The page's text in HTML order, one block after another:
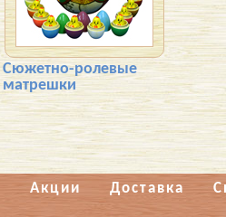
Сюжетно-ролевые
матрешки
Акции Доставка